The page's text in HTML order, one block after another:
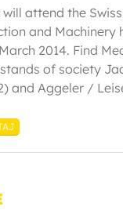
will attend the
and Machinery
2014. Find
of society
and Aggeler /